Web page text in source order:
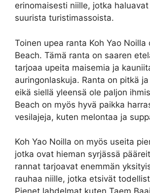
erinomaisesti niille, jotka
suurista turistimassoista.
Toinen upea ranta Koh Yao Noilla
Beach. Tämä ranta on saaren
tarjoaa upeita maisemia ja
auringonlaskuja. Ranta on pitkä
eikä siellä yleensä ole paljon
Beach on myös hyvä paikka
vesilajeja, kuten melontaa ja
Koh Yao Noilla on myös useita
jotka ovat hieman syrjässä
rannat tarjoavat enemmän
rauhaa niille, jotka etsivät